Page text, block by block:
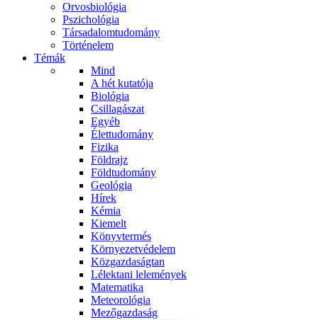
Orvosbiológia
Pszichológia
Társadalomtudomány
Történelem
Témák
Mind
A hét kutatója
Biológia
Csillagászat
Egyéb
Élettudomány
Fizika
Földrajz
Földtudomány
Geológia
Hírek
Kémia
Kiemelt
Könyvtermés
Környezetvédelem
Közgazdaságtan
Lélektani lelemények
Matematika
Meteorológia
Mezőgazdaság